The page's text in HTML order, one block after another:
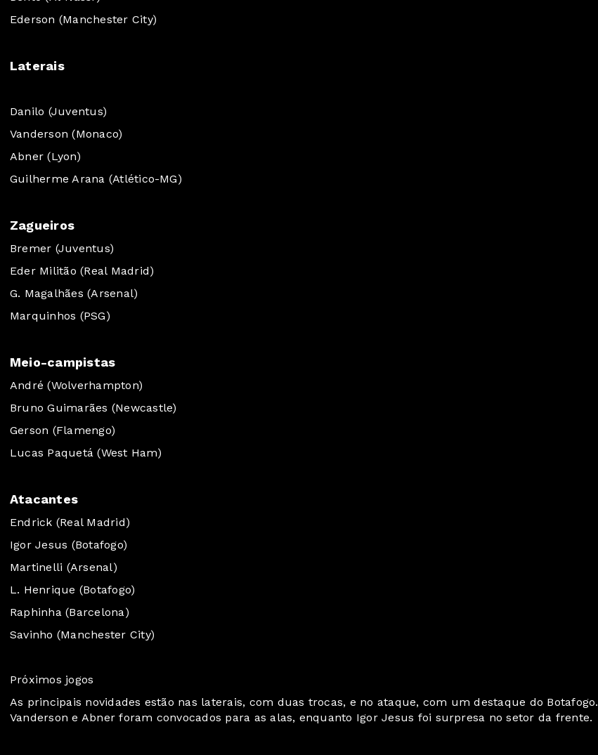
Ederson (Manchester City)
Laterais
Danilo (Juventus)
Vanderson (Monaco)
Abner (Lyon)
Guilherme Arana (Atlético-MG)
Zagueiros
Bremer (Juventus)
Eder Militão (Real Madrid)
G. Magalhães (Arsenal)
Marquinhos (PSG)
Meio-campistas
André (Wolverhampton)
Bruno Guimarães (Newcastle)
Gerson (Flamengo)
Lucas Paquetá (West Ham)
Atacantes
Endrick (Real Madrid)
Igor Jesus (Botafogo)
Martinelli (Arsenal)
L. Henrique (Botafogo)
Raphinha (Barcelona)
Savinho (Manchester City)
Próximos jogos
As principais novidades estão nas laterais, com duas trocas, e no ataque, com um destaque do Botafogo.
Vanderson e Abner foram convocados para as alas, enquanto Igor Jesus foi surpresa no setor da frente.